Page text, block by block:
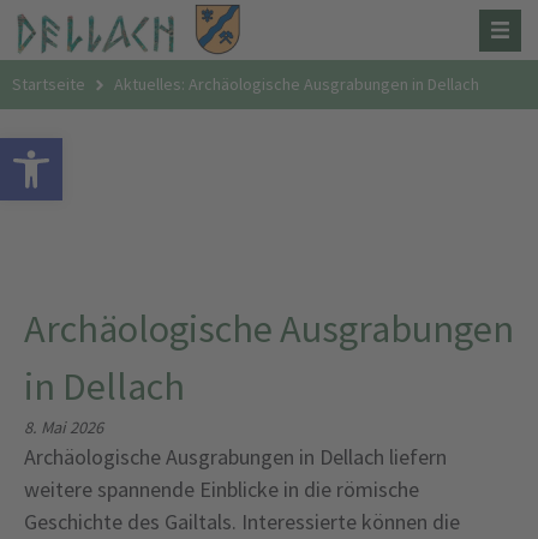
Open toolbar
Startseite Aktuelles: Archäologische Ausgrabungen in Dellach
Archäologische Ausgrabungen
in Dellach
8. Mai 2026
Archäologische Ausgrabungen in Dellach liefern
weitere spannende Einblicke in die römische
Geschichte des Gailtals. Interessierte können die